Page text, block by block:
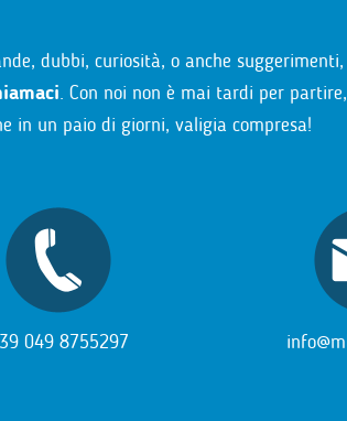
dubbi, curiosità, o anche
. Con noi non è mai tardi per
in un paio di giorni, valigia compresa!
049 8755297